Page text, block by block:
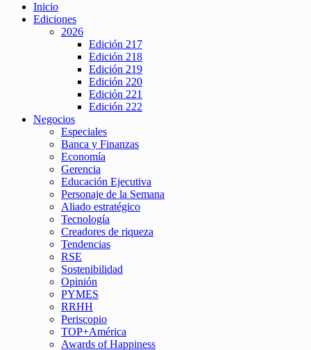
Inicio
Ediciones
2026
Edición 217
Edición 218
Edición 219
Edición 220
Edición 221
Edición 222
Negocios
Especiales
Banca y Finanzas
Economía
Gerencia
Educación Ejecutiva
Personaje de la Semana
Aliado estratégico
Tecnología
Creadores de riqueza
Tendencias
RSE
Sostenibilidad
Opinión
PYMES
RRHH
Periscopio
TOP+América
Awards of Happiness